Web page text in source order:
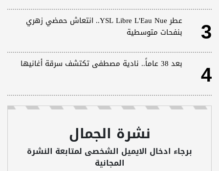
3
عطر YSL Libre L'Eau Nue.. انتعاش حمضي زهري
بنفحات متوسطية
4 بعد 38 عاماً.. نادية مصطفى تكتشف سرقة أغانيها
نشرة الجمال
برجاء ادخال الايميل الشخصى لمتابعة النشرة
المجانية